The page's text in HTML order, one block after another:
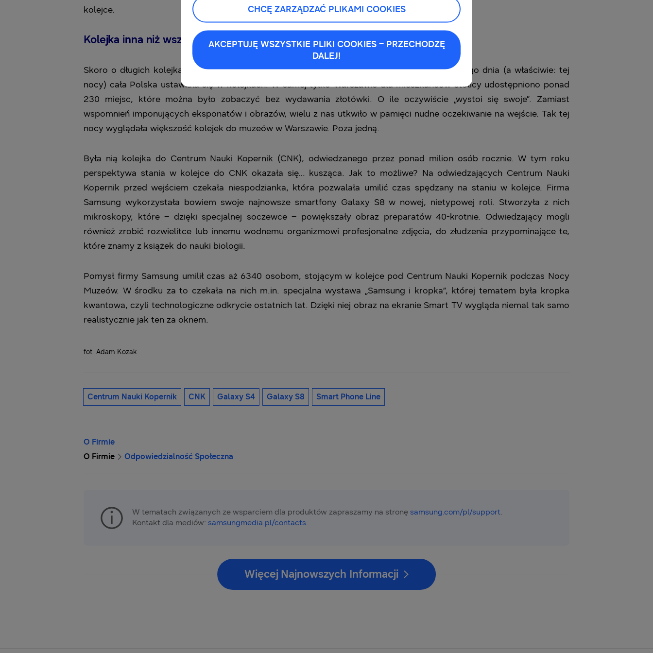
kolejce.
Kolejka inna niż wszystkie
Skoro o długich kolejkach mowa, to Polacy w tym roku mają je za sobą. Noc Muzeów – tego dnia (a właściwie: tej
nocy) cała Polska ustawiała się w kolejkach. W samej tylko Warszawie dla mieszkańców stolicy udostępniono ponad
230 miejsc, które można było zobaczyć bez wydawania złotówki. O ile oczywiście „wystoi się swoje”. Zamiast
wspomnień imponujących eksponatów i obrazów, wielu z nas utkwiło w pamięci nudne oczekiwanie na wejście. Tak tej
nocy wyglądała większość kolejek do muzeów w Warszawie. Poza jedną.
Była nią kolejka do Centrum Nauki Kopernik (CNK), odwiedzanego przez ponad milion osób rocznie. W tym roku
perspektywa stania w kolejce do CNK okazała się… kusząca. Jak to możliwe? Na odwiedzających Centrum Nauki
Kopernik przed wejściem czekała niespodzianka, która pozwalała umilić czas spędzany na staniu w kolejce. Firma
Samsung wykorzystała bowiem swoje najnowsze smartfony Galaxy S8 w nowej, nietypowej roli. Stworzyła z nich
mikroskopy, które – dzięki specjalnej soczewce – powiększały obraz preparatów 40-krotnie. Odwiedzający mogli
również zrobić rozwielitce lub innemu wodnemu organizmowi profesjonalne zdjęcia, do złudzenia przypominające te,
które znamy z książek do nauki biologii.
Pomysł firmy Samsung umilił czas aż 6340 osobom, stojącym w kolejce pod Centrum Nauki Kopernik podczas Nocy
Muzeów. W środku za to czekała na nich m.in. specjalna wystawa „Samsung i kropka”, której tematem była kropka
kwantowa, czyli technologiczne odkrycie ostatnich lat. Dzięki niej obraz na ekranie Smart TV wygląda niemal tak samo
realistycznie jak ten za oknem.
fot. Adam Kozak
Centrum Nauki Kopernik CNK Galaxy S4 Galaxy S8 Smart Phone Line
O Firmie
O Firmie
Odpowiedzialność Społeczna
W tematach związanych ze wsparciem dla produktów zapraszamy na stronę samsung.com/pl/support.
Kontakt dla mediów: samsungmedia.pl/contacts.
Więcej Najnowszych Informacji
CHCĘ ZARZĄDZAĆ PLIKAMI COOKIES
AKCEPTUJĘ WSZYSTKIE PLIKI COOKIES – PRZECHODZĘ
DALEJ!